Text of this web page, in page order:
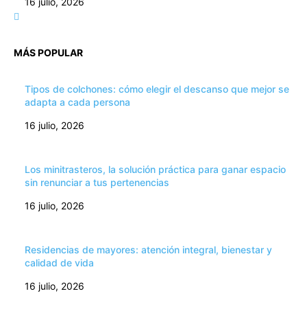
MÁS POPULAR
Tipos de colchones: cómo elegir el descanso que mejor se
adapta a cada persona
16 julio, 2026
Los minitrasteros, la solución práctica para ganar espacio
sin renunciar a tus pertenencias
16 julio, 2026
Residencias de mayores: atención integral, bienestar y
calidad de vida
16 julio, 2026